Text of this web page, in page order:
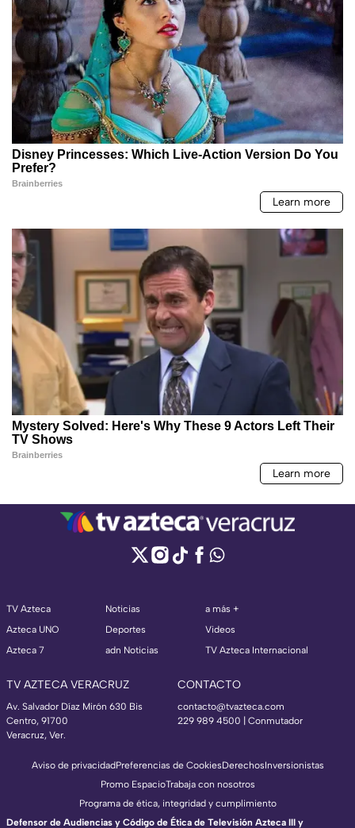
TV Azteca
Azteca UNO
Azteca 7
Noticias
Deportes
adn Noticias
a más +
Videos
TV Azteca Internacional
TV AZTECA VERACRUZ
Av. Salvador Díaz Mirón 630 Bis
Centro, 91700
Veracruz, Ver.
CONTACTO
contacto@tvazteca.com
229 989 4500 | Conmutador
Aviso de privacidadPreferencias de CookiesDerechosInversionistas
Promo EspacioTrabaja con nosotros
Programa de ética, integridad y cumplimiento
Defensor de Audiencias y Código de Ética de Televisión Azteca III y